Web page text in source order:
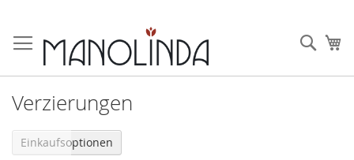
Inhalt
springen
Verzierungen
Einkaufsoptionen